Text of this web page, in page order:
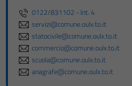
0122/831102 - Int. 4
servizi@comune.oulx.to.it
statocivile@comune.oulx.to.it
commercio@comune.oulx.to.it
scuola@comune.oulx.to.it
anagrafe@comune.oulx.to.it